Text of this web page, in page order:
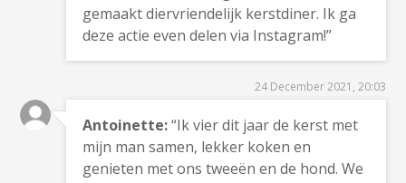
gemaakt diervriendelijk kerstdiner. Ik ga
deze actie even delen via Instagram!”
24 December 2021, 20:03
Antoinette:“Ik vier dit jaar de kerst met
mijn man samen, lekker koken en
genieten met ons tweeën en de hond. We